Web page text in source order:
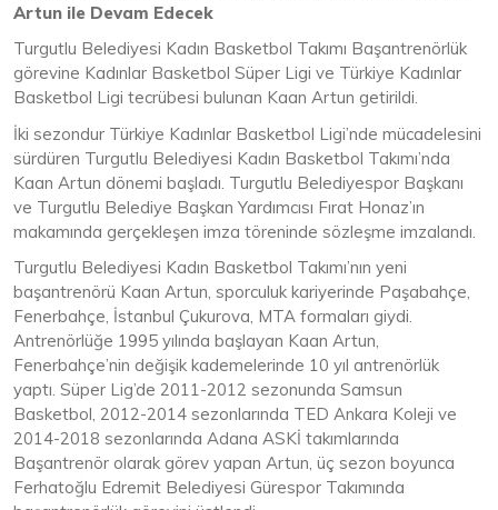
Artun ile Devam Edecek
Turgutlu Belediyesi Kadın Basketbol Takımı Başantrenörlük
görevine Kadınlar Basketbol Süper Ligi ve Türkiye Kadınlar
Basketbol Ligi tecrübesi bulunan Kaan Artun getirildi.
İki sezondur Türkiye Kadınlar Basketbol Ligi’nde mücadelesini
sürdüren Turgutlu Belediyesi Kadın Basketbol Takımı’nda
Kaan Artun dönemi başladı. Turgutlu Belediyespor Başkanı
ve Turgutlu Belediye Başkan Yardımcısı Fırat Honaz’ın
makamında gerçekleşen imza töreninde sözleşme imzalandı.
Turgutlu Belediyesi Kadın Basketbol Takımı’nın yeni
başantrenörü Kaan Artun, sporculuk kariyerinde Paşabahçe,
Fenerbahçe, İstanbul Çukurova, MTA formaları giydi.
Antrenörlüğe 1995 yılında başlayan Kaan Artun,
Fenerbahçe’nin değişik kademelerinde 10 yıl antrenörlük
yaptı. Süper Lig’de 2011-2012 sezonunda Samsun
Basketbol, 2012-2014 sezonlarında TED Ankara Koleji ve
2014-2018 sezonlarında Adana ASKİ takımlarında
Başantrenör olarak görev yapan Artun, üç sezon boyunca
Ferhatoğlu Edremit Belediyesi Gürespor Takımında